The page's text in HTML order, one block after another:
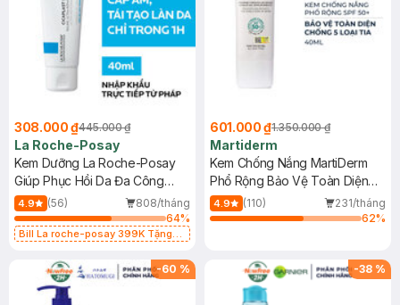
308.000 ₫445.000 ₫
La Roche-Posay
Kem Dưỡng La Roche-Posay
Giúp Phục Hồi Da Đa Công
Dụng 40ml
4.9 (56)
808/tháng
64%
Bill La roche-posay 399K Tặng
(SL có hạn)
601.000 ₫1.350.000 ₫
Martiderm
Kem Chống Nắng MartiDerm
Phổ Rộng Bảo Vệ Toàn Diện
40ml
4.9 (110)
231/tháng
62%
-60 % -38 %